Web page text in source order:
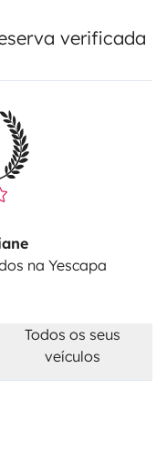
verificada
na Yescapa
Todos os seus
veículos